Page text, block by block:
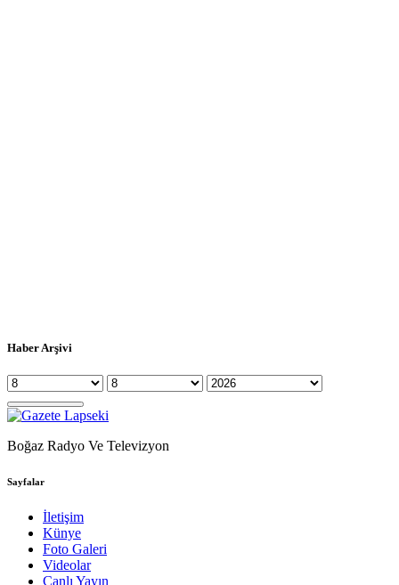
Haber Arşivi
Boğaz Radyo Ve Televizyon
Sayfalar
İletişim
Künye
Foto Galeri
Videolar
Canlı Yayın